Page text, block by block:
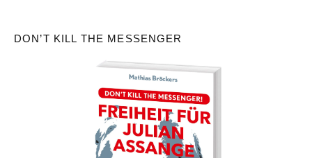
DON’T KILL THE MESSENGER